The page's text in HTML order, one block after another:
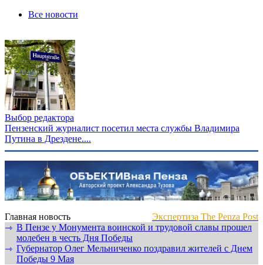
Все новости
Выбор редактора
Пензенский журналист посетил места службы Владимира
Путина в Дрездене....
Главная новость
Экспертиза The Penza Post
⇾ В Пензе у Монумента воинской и трудовой славы прошел
молебен в честь Дня Победы
⇾ Губернатор Олег Мельниченко поздравил жителей с Днем
Победы 9 Мая